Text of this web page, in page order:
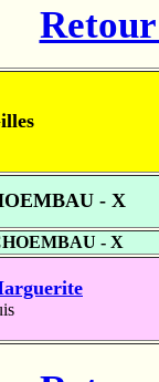
- X
- X